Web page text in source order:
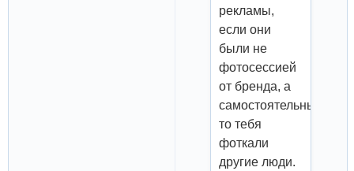
рекламы,
если они
были не
фотосессией
от бренда, а
самостоятельными,
то тебя
фоткали
другие люди.